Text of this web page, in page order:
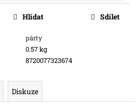
párty
0.57 kg
8720077323674
Hlídat Sdílet
Diskuze